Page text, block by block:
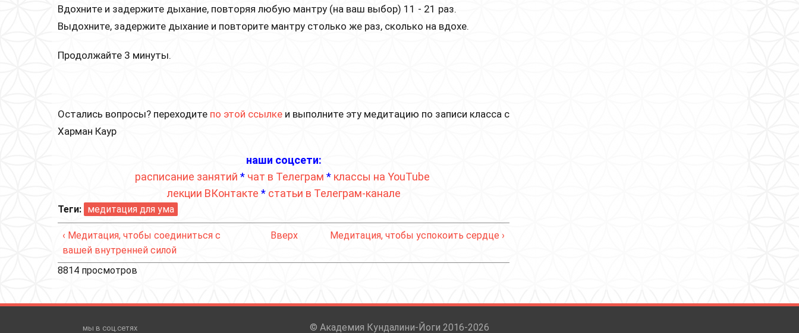
Вдохните и задержите дыхание, повторяя любую мантру (на ваш выбор) 11 - 21 раз.
Выдохните, задержите дыхание и повторите мантру столько же раз, сколько на вдохе.
Продолжайте 3 минуты.
Остались вопросы? переходите по этой ссылке и выполните эту медитацию по записи класса с
Харман Каур
наши соцсети:
расписание занятий * чат в Телеграм * классы на YouTube
лекции ВКонтакте * статьи в Телеграм-канале
Теги: медитация для ума
‹ Медитация, чтобы соединиться с
вашей внутренней силой
Вверх Медитация, чтобы успокоить сердце ›
8814 просмотров
мы в соц.сетях © Академия Кундалини-Йоги 2016-2026